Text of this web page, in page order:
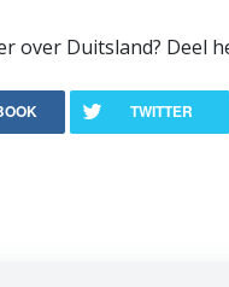
over Duitsland? Deel
TWITTER